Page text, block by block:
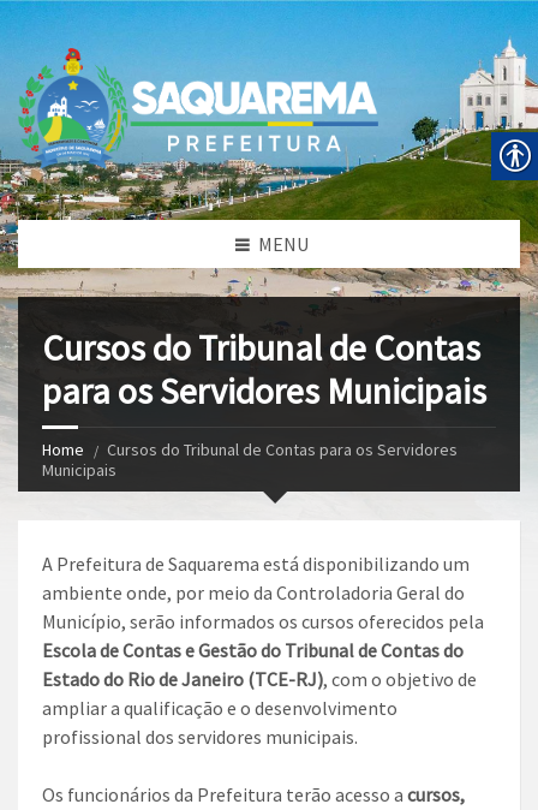
MENU
Cursos do Tribunal de Contas
para os Servidores Municipais
Home
Cursos do Tribunal de Contas para os Servidores
Municipais
A Prefeitura de Saquarema está disponibilizando um
ambiente onde, por meio da Controladoria Geral do
Município, serão informados os cursos oferecidos pela
Escola de Contas e Gestão do Tribunal de Contas do
Estado do Rio de Janeiro (TCE-RJ), com o objetivo de
ampliar a qualificação e o desenvolvimento
profissional dos servidores municipais.
Os funcionários da Prefeitura terão acesso a cursos,